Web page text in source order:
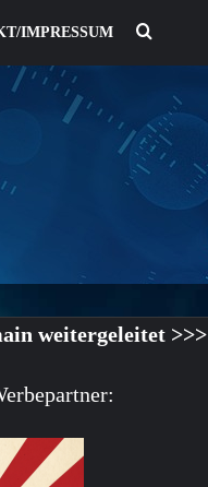
IMPRESSUM
weitergeleitet >>>